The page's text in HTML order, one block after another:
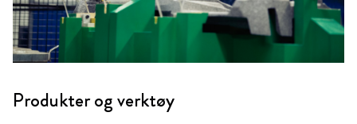
Produkter og verktøy